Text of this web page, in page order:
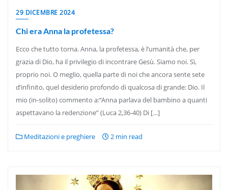
29 DICEMBRE 2024
Chi era Anna la profetessa?
Ecco che tutto torna. Anna, la profetessa, è l’umanità che, per
grazia di Dio, ha il privilegio di incontrare Gesù. Siamo noi. Sì,
proprio noi. O meglio, quella parte di noi che ancora sente sete
d’infinito, quel desiderio profondo di qualcosa di grande: Dio. Il
mio (in-solito) commento a:“Anna parlava del bambino a quanti
aspettavano la redenzione” (Luca 2,36-40) Di […]
Meditazioni e preghiere 2 min read